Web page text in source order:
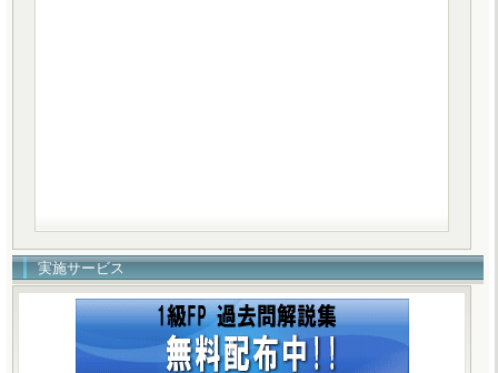
実施サービス